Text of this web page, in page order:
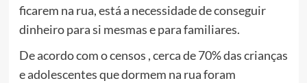
ficarem na rua, está a necessidade de conseguir
dinheiro para si mesmas e para familiares.
De acordo com o censos , cerca de 70% das crianças
e adolescentes que dormem na rua foram